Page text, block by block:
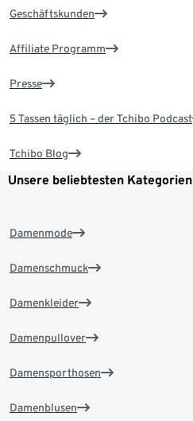
Geschäftskunden
Affiliate Programm
Presse
5 Tassen täglich – der Tchibo Podcast
Tchibo Blog
Unsere beliebtesten Kategorien
Damenmode
Damenschmuck
Damenkleider
Damenpullover
Damensporthosen
Damenblusen